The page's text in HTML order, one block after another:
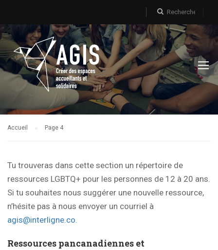
Accueil Page 4
Tu trouveras dans cette section un répertoire de
ressources LGBTQ+ pour les personnes de 12 à 20 ans.
Si tu souhaites nous suggérer une nouvelle ressource,
n’hésite pas à nous envoyer un courriel à
agis@interligne.co.
Ressources pancanadiennes et